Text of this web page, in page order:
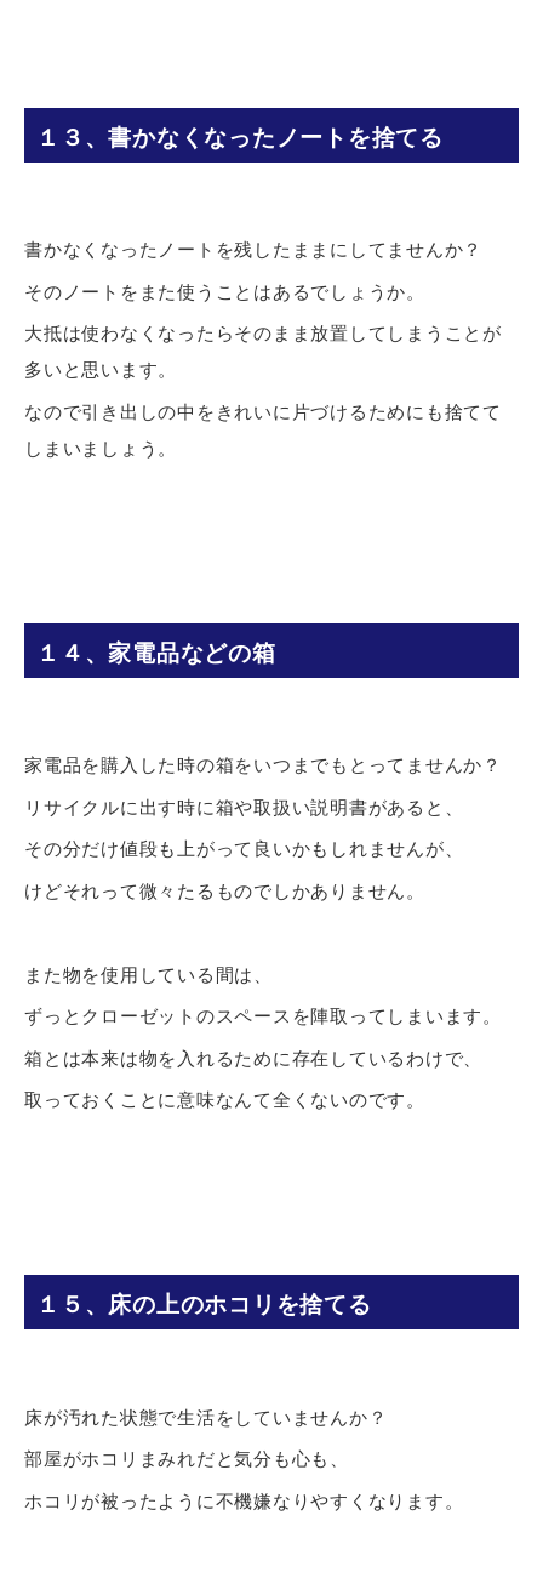
１３、書かなくなったノートを捨てる
書かなくなったノートを残したままにしてませんか？
そのノートをまた使うことはあるでしょうか。
大抵は使わなくなったらそのまま放置してしまうことが
多いと思います。
なので引き出しの中をきれいに片づけるためにも捨てて
しまいましょう。
１４、家電品などの箱
家電品を購入した時の箱をいつまでもとってませんか？
リサイクルに出す時に箱や取扱い説明書があると、
その分だけ値段も上がって良いかもしれませんが、
けどそれって微々たるものでしかありません。
また物を使用している間は、
ずっとクローゼットのスペースを陣取ってしまいます。
箱とは本来は物を入れるために存在しているわけで、
取っておくことに意味なんて全くないのです。
１５、床の上のホコリを捨てる
床が汚れた状態で生活をしていませんか？
部屋がホコリまみれだと気分も心も、
ホコリが被ったように不機嫌なりやすくなります。